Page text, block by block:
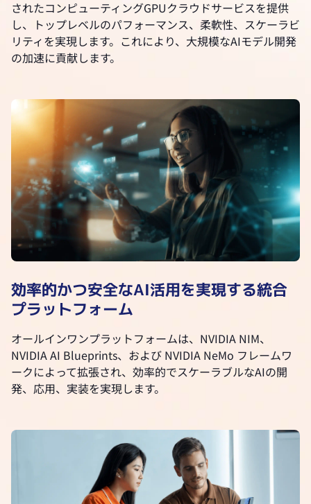
されたコンピューティングGPUクラウドサービスを提供
し、トップレベルのパフォーマンス、柔軟性、スケーラビ
リティを実現します。これにより、大規模なAIモデル開発
の加速に貢献します。
効率的かつ安全なAI活用を実現する統合
プラットフォーム
オールインワンプラットフォームは、NVIDIA NIM、
NVIDIA AI Blueprints、および NVIDIA NeMo フレームワ
ークによって拡張され、効率的でスケーラブルなAIの開
発、応用、実装を実現します。